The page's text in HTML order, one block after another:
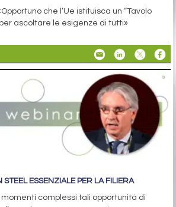
che l’Ue istituisca un “Tavolo
ascoltare le esigenze di tutti»
STEEL ESSENZIALE PER LA FILIERA
complessi tali opportunità di